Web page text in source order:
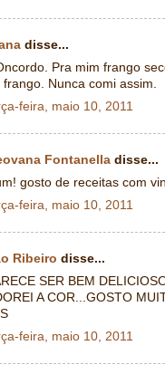
disse...
Pra mim frango
frango. Nunca comi assim.
feira, maio 10, 2011
Fontanella disse...
gosto de receitas com
feira, maio 10, 2011
Ribeiro disse...
SER BEM
A COR...GOSTO
feira, maio 10, 2011